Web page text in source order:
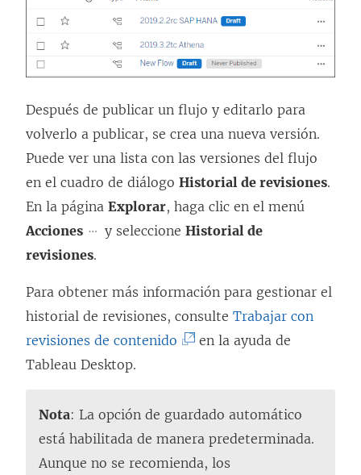
Después de publicar un flujo y editarlo para
volverlo a publicar, se crea una nueva versión.
Puede ver una lista con las versiones del flujo
en el cuadro de diálogo Historial de revisiones.
En la página Explorar, haga clic en el menú
Acciones
y seleccione Historial de
revisiones.
Para obtener más información para gestionar el
historial de revisiones, consulte Trabajar con
revisiones de contenido
e
n
l
en la ayuda de
Tableau Desktop.
Nota: La opción de guardado automático
está habilitada de manera predeterminada.
Aunque no se recomienda, los